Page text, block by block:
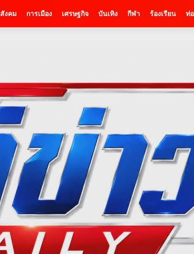
สังคม การเมือง เศรษฐกิจ บันเทิง กีฬา ร้องเรียน ท่